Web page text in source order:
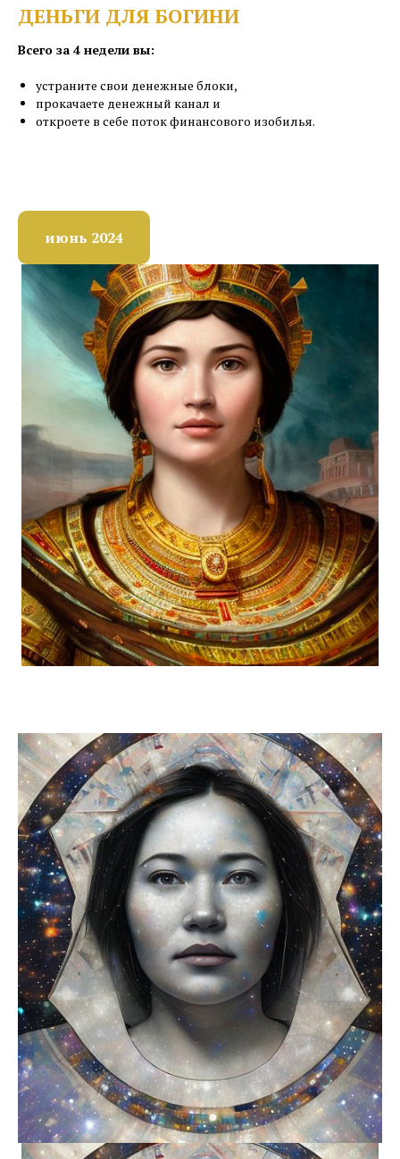
ДЕНЬГИ ДЛЯ БОГИНИ
Всего за 4 недели вы:
устраните свои денежные блоки,
прокачаете денежный канал и
откроете в себе поток финансового изобилья.
июнь 2024